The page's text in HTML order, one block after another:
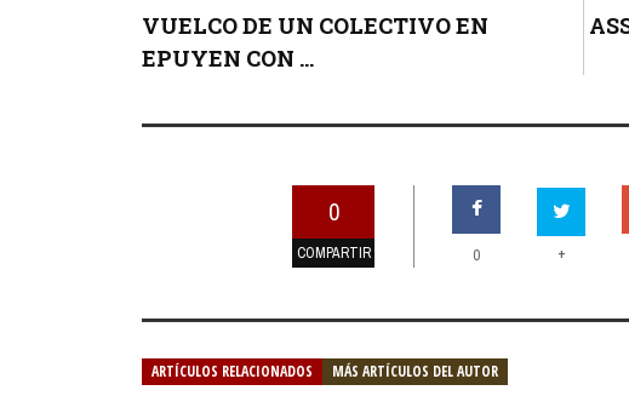
VUELCO DE UN COLECTIVO EN
EPUYEN CON ...
0
COMPARTIR 0 +
ARTÍCULOS RELACIONADOS MÁS ARTÍCULOS DEL AUTOR